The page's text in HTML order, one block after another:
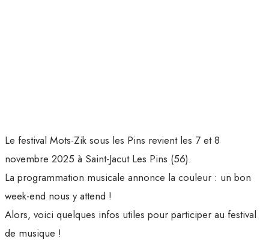
Le festival Mots-Zik sous les Pins revient les 7 et 8
novembre 2025 à Saint-Jacut Les Pins (56).
La programmation musicale annonce la couleur : un bon
week-end nous y attend !
Alors, voici quelques infos utiles pour participer au festival
de musique !